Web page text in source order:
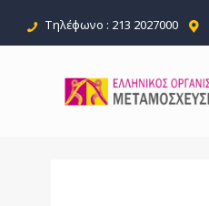
Τηλέφωνο : 213 2027000